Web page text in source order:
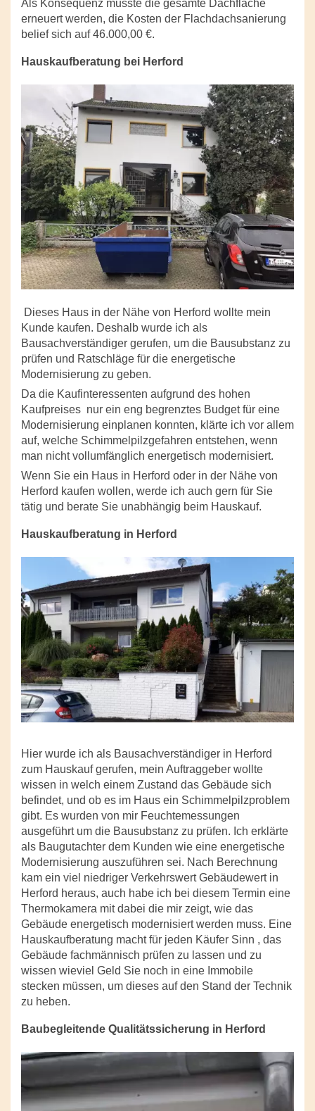
Als Konsequenz musste die gesamte Dachfläche
erneuert werden, die Kosten der Flachdachsanierung
belief sich auf 46.000,00 €.
Hauskaufberatung bei Herford
Dieses Haus in der Nähe von Herford wollte mein
Kunde kaufen. Deshalb wurde ich als
Bausachverständiger gerufen, um die Bausubstanz zu
prüfen und Ratschläge für die energetische
Modernisierung zu geben.
Da die Kaufinteressenten aufgrund des hohen
Kaufpreises nur ein eng begrenztes Budget für eine
Modernisierung einplanen konnten, klärte ich vor allem
auf, welche Schimmelpilzgefahren entstehen, wenn
man nicht vollumfänglich energetisch modernisiert.
Wenn Sie ein Haus in Herford oder in der Nähe von
Herford kaufen wollen, werde ich auch gern für Sie
tätig und berate Sie unabhängig beim Hauskauf.
Hauskaufberatung in Herford
Hier wurde ich als Bausachverständiger in Herford
zum Hauskauf gerufen, mein Auftraggeber wollte
wissen in welch einem Zustand das Gebäude sich
befindet, und ob es im Haus ein Schimmelpilzproblem
gibt. Es wurden von mir Feuchtemessungen
ausgeführt um die Bausubstanz zu prüfen. Ich erklärte
als Baugutachter dem Kunden wie eine energetische
Modernisierung auszuführen sei. Nach Berechnung
kam ein viel niedriger Verkehrswert Gebäudewert in
Herford heraus, auch habe ich bei diesem Termin eine
Thermokamera mit dabei die mir zeigt, wie das
Gebäude energetisch modernisiert werden muss. Eine
Hauskaufberatung macht für jeden Käufer Sinn , das
Gebäude fachmännisch prüfen zu lassen und zu
wissen wieviel Geld Sie noch in eine Immobile
stecken müssen, um dieses auf den Stand der Technik
zu heben.
Baubegleitende Qualitätssicherung in Herford